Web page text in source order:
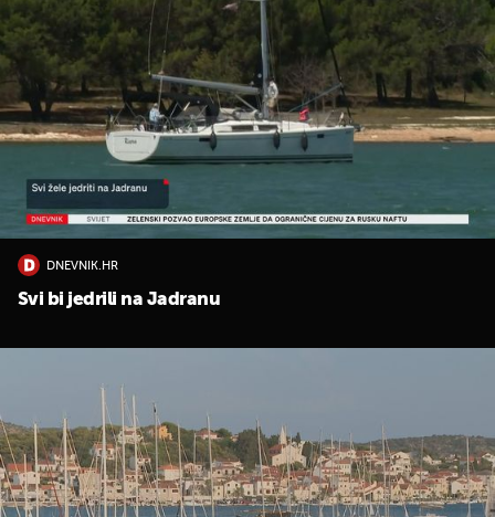
DNEVNIK.HR
Svi bi jedrili na Jadranu